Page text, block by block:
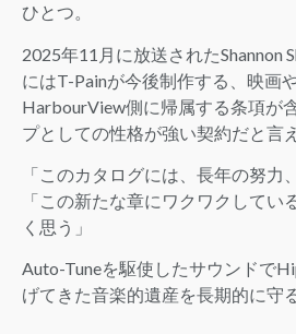
ひとつ。
2025年11月に放送されたShannon
にはT-Painが今後制作する、映画
HarbourView側に帰属する条項が
プとしての性格が強い契約だと言
「このカタログには、長年の努
「この新たな章にワクワクして
く思う」
Auto-Tuneを駆使したサウンドで
げてきた音楽的遺産を長期的に守